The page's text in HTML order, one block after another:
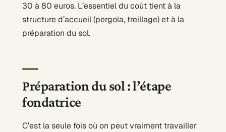
30 à 80 euros. L’essentiel du coût tient à la
structure d’accueil (pergola, treillage) et à la
préparation du sol.
Préparation du sol : l’étape
fondatrice
C’est la seule fois où on peut vraiment travailler